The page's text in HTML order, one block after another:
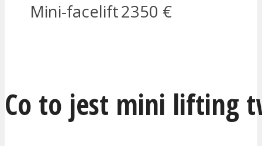
Mini-facelift2350 €
Co to jest mini lifting